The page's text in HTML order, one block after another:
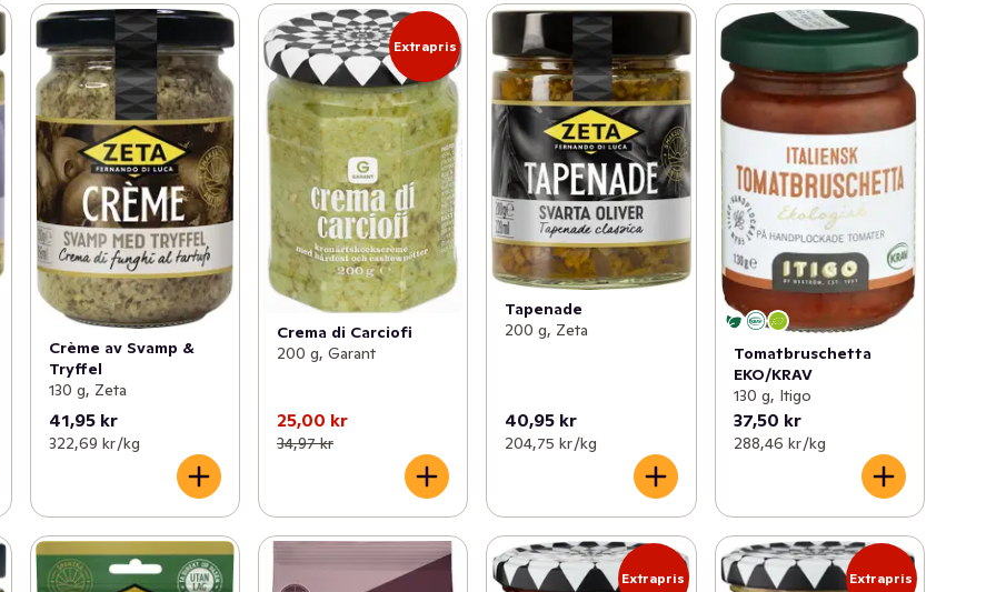
Crème av Svamp &
Tryffel
130 g, Zeta
41,95 kr
322,69 kr /kg
Extrapris
Crema di Carciofi
200 g, Garant
25,00 kr
34,97 kr
Tapenade
200 g, Zeta
40,95 kr
204,75 kr /kg
Tomatbruschetta
EKO/KRAV
130 g, Itigo
37,50 kr
288,46 kr /kg
Extrapris Extrapris